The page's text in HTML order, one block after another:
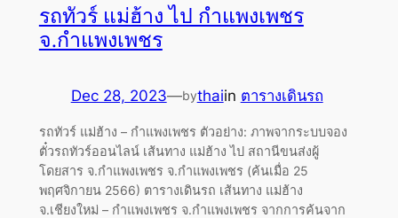
รถทัวร์ แม่ฮ้าง ไป กำแพงเพชร
จ.กำแพงเพชร
Dec 28, 2023—bythaiin ตารางเดินรถ
รถทัวร์ แม่ฮ้าง – กำแพงเพชร ตัวอย่าง: ภาพจากระบบจอง
ตั๋วรถทัวร์ออนไลน์ เส้นทาง แม่ฮ้าง ไป สถานีขนส่งผู้
โดยสาร จ.กำแพงเพชร จ.กำแพงเพชร (ค้นเมื่อ 25
พฤศจิกายน 2566) ตารางเดินรถ เส้นทาง แม่ฮ้าง
จ.เชียงใหม่ – กำแพงเพชร จ.กำแพงเพชร จากการค้นจาก